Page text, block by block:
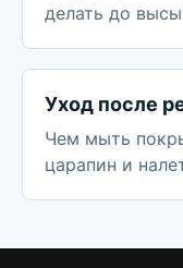
делать до
Уход после
Чем мыть
царапин и